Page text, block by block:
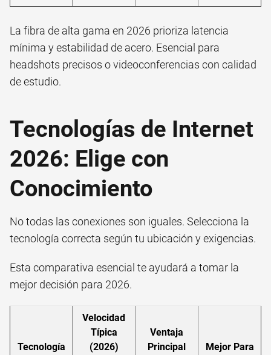
La fibra de alta gama en 2026 prioriza latencia
mínima y estabilidad de acero. Esencial para
headshots precisos o videoconferencias con calidad
de estudio.
Tecnologías de Internet
2026: Elige con
Conocimiento
No todas las conexiones son iguales. Selecciona la
tecnología correcta según tu ubicación y exigencias.
Esta comparativa esencial te ayudará a tomar la
mejor decisión para 2026.
Tecnología
Velocidad
Típica
(2026)
Ventaja
Principal
Mejor Para